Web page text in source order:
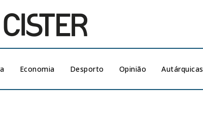
Economia Desporto Opinião Autárquicas